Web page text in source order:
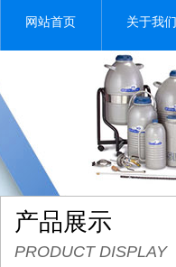
网站首页 关于我们
产品展示
PRODUCT DISPLAY